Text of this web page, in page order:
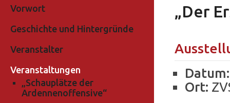
Vorwort
Geschichte und Hintergründe
Veranstalter
Veranstaltungen
„Schauplätze der
Ardennenoffensive“
„Der
Datum:
Ort: